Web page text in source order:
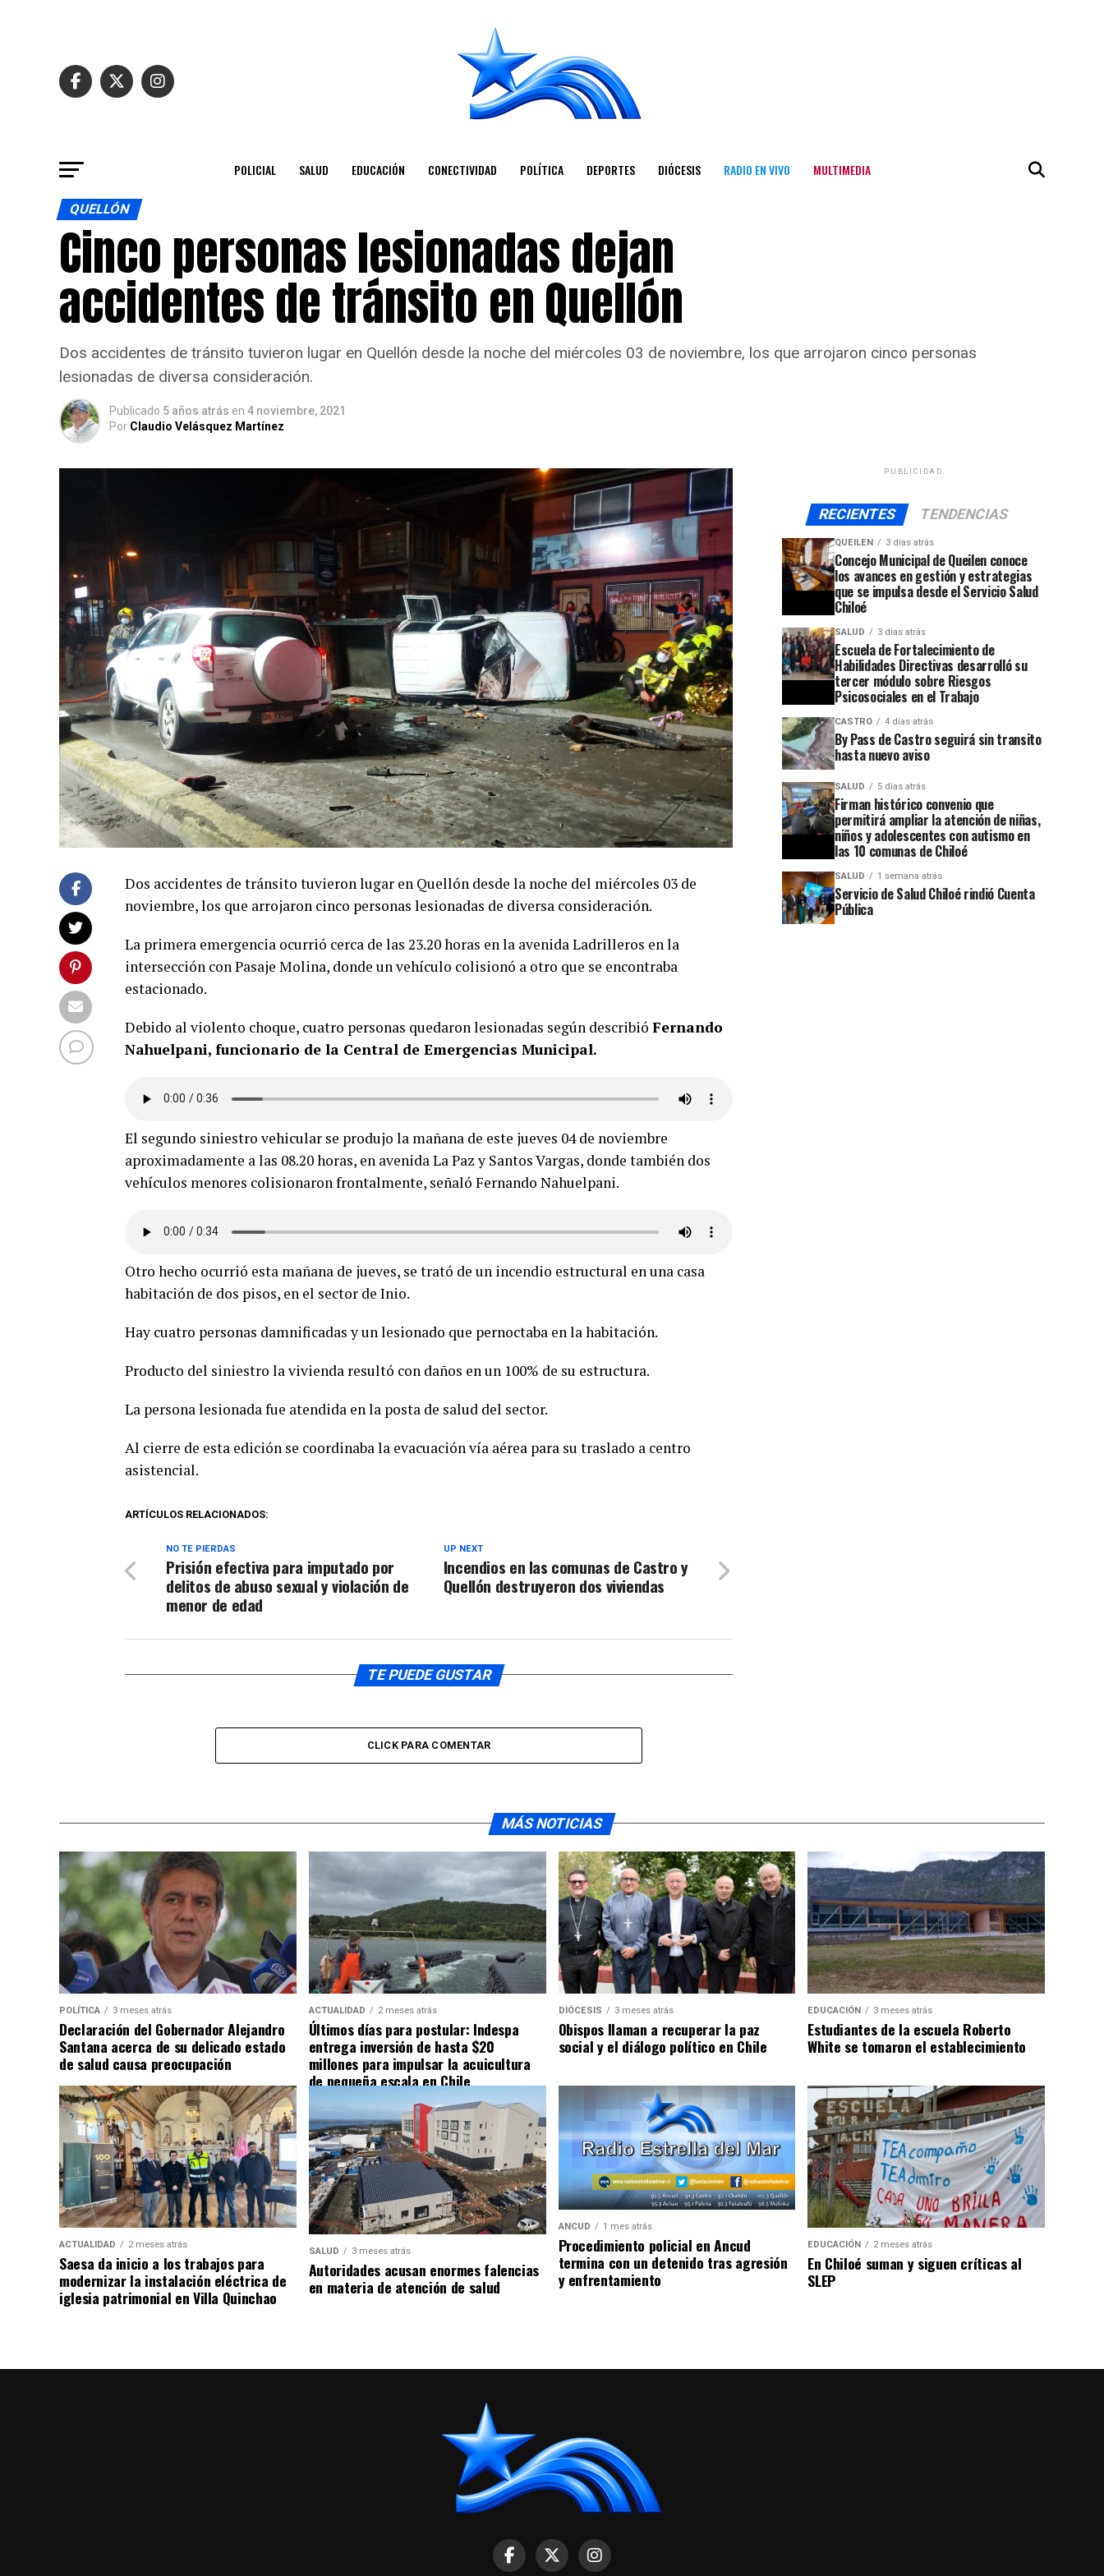
POLICIAL SALUD EDUCACIÓN CONECTIVIDAD POLÍTICA DEPORTES DIÓCESIS RADIO EN VIVO MULTIMEDIA
QUELLÓN
Cinco personas lesionadas dejan
accidentes de tránsito en Quellón
Dos accidentes de tránsito tuvieron lugar en Quellón desde la noche del miércoles 03 de noviembre, los que arrojaron cinco personas
lesionadas de diversa consideración.
Publicado 5 años atrás en 4 noviembre, 2021
Por Claudio Velásquez Martínez
Dos accidentes de tránsito tuvieron lugar en Quellón desde la noche del miércoles 03 de
noviembre, los que arrojaron cinco personas lesionadas de diversa consideración.
La primera emergencia ocurrió cerca de las 23.20 horas en la avenida Ladrilleros en la
intersección con Pasaje Molina, donde un vehículo colisionó a otro que se encontraba
estacionado.
Debido al violento choque, cuatro personas quedaron lesionadas según describió Fernando
Nahuelpani, funcionario de la Central de Emergencias Municipal.
El segundo siniestro vehicular se produjo la mañana de este jueves 04 de noviembre
aproximadamente a las 08.20 horas, en avenida La Paz y Santos Vargas, donde también dos
vehículos menores colisionaron frontalmente, señaló Fernando Nahuelpani.
Otro hecho ocurrió esta mañana de jueves, se trató de un incendio estructural en una casa
habitación de dos pisos, en el sector de Inio.
Hay cuatro personas damnificadas y un lesionado que pernoctaba en la habitación.
Producto del siniestro la vivienda resultó con daños en un 100% de su estructura.
La persona lesionada fue atendida en la posta de salud del sector.
Al cierre de esta edición se coordinaba la evacuación vía aérea para su traslado a centro
asistencial.
ARTÍCULOS RELACIONADOS:
UP NEXT
Incendios en las comunas de Castro y
Quellón destruyeron dos viviendas
NO TE PIERDAS
Prisión efectiva para imputado por
delitos de abuso sexual y violación de
menor de edad
TE PUEDE GUSTAR
CLICK PARA COMENTAR
PUBLICIDAD
RECIENTES TENDENCIAS
QUEILEN 3 días atrás
Concejo Municipal de Queilen conoce
los avances en gestión y estrategias
que se impulsa desde el Servicio Salud
Chiloé
SALUD 3 días atrás
Escuela de Fortalecimiento de
Habilidades Directivas desarrolló su
tercer módulo sobre Riesgos
Psicosociales en el Trabajo
CASTRO 4 días atrás
By Pass de Castro seguirá sin transito
hasta nuevo aviso
SALUD 5 días atrás
Firman histórico convenio que
permitirá ampliar la atención de niñas,
niños y adolescentes con autismo en
las 10 comunas de Chiloé
SALUD 1 semana atrás
Servicio de Salud Chiloé rindió Cuenta
Pública
MÁS NOTICIAS
POLÍTICA 3 meses atrás
Declaración del Gobernador Alejandro
Santana acerca de su delicado estado
de salud causa preocupación
ACTUALIDAD 2 meses atrás
Últimos días para postular: Indespa
entrega inversión de hasta $20
millones para impulsar la acuicultura
de pequeña escala en Chile
DIÓCESIS 3 meses atrás
Obispos llaman a recuperar la paz
social y el diálogo político en Chile
EDUCACIÓN 3 meses atrás
Estudiantes de la escuela Roberto
White se tomaron el establecimiento
ACTUALIDAD 2 meses atrás
Saesa da inicio a los trabajos para
modernizar la instalación eléctrica de
iglesia patrimonial en Villa Quinchao
SALUD 3 meses atrás
Autoridades acusan enormes falencias
en materia de atención de salud
ANCUD 1 mes atrás
Procedimiento policial en Ancud
termina con un detenido tras agresión
y enfrentamiento
EDUCACIÓN 2 meses atrás
En Chiloé suman y siguen críticas al
SLEP